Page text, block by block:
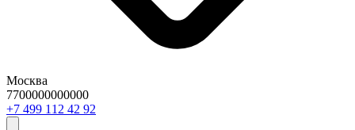
Москва
7700000000000
29 24 211 994 7+